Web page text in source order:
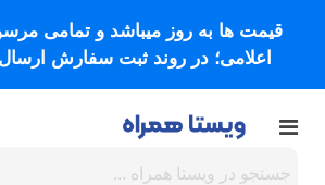
قیمت ها به روز میباشد و تمامی
اعلامی؛ در روند ثبت سفارش